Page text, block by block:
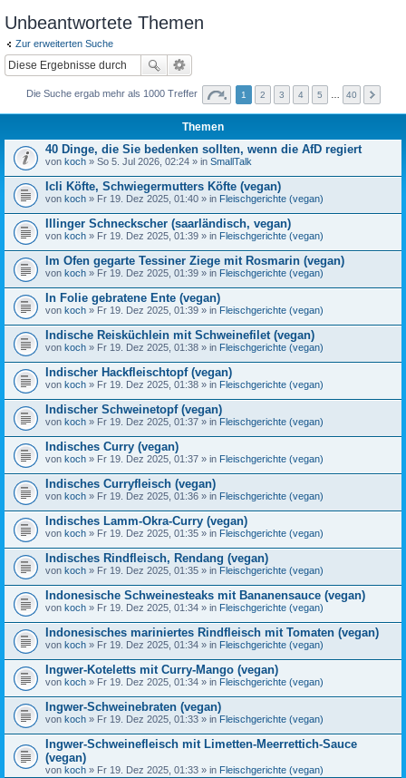
Unbeantwortete Themen
Zur erweiterten Suche
Die Suche ergab mehr als 1000 Treffer 1 2 3 4 5 … 40
Themen
40 Dinge, die Sie bedenken sollten, wenn die AfD regiert
von koch » So 5. Jul 2026, 02:24 » in SmallTalk
Icli Köfte, Schwiegermutters Köfte (vegan)
von koch » Fr 19. Dez 2025, 01:40 » in Fleischgerichte (vegan)
Illinger Schneckscher (saarländisch, vegan)
von koch » Fr 19. Dez 2025, 01:39 » in Fleischgerichte (vegan)
Im Ofen gegarte Tessiner Ziege mit Rosmarin (vegan)
von koch » Fr 19. Dez 2025, 01:39 » in Fleischgerichte (vegan)
In Folie gebratene Ente (vegan)
von koch » Fr 19. Dez 2025, 01:39 » in Fleischgerichte (vegan)
Indische Reisküchlein mit Schweinefilet (vegan)
von koch » Fr 19. Dez 2025, 01:38 » in Fleischgerichte (vegan)
Indischer Hackfleischtopf (vegan)
von koch » Fr 19. Dez 2025, 01:38 » in Fleischgerichte (vegan)
Indischer Schweinetopf (vegan)
von koch » Fr 19. Dez 2025, 01:37 » in Fleischgerichte (vegan)
Indisches Curry (vegan)
von koch » Fr 19. Dez 2025, 01:37 » in Fleischgerichte (vegan)
Indisches Curryfleisch (vegan)
von koch » Fr 19. Dez 2025, 01:36 » in Fleischgerichte (vegan)
Indisches Lamm-Okra-Curry (vegan)
von koch » Fr 19. Dez 2025, 01:35 » in Fleischgerichte (vegan)
Indisches Rindfleisch, Rendang (vegan)
von koch » Fr 19. Dez 2025, 01:35 » in Fleischgerichte (vegan)
Indonesische Schweinesteaks mit Bananensauce (vegan)
von koch » Fr 19. Dez 2025, 01:34 » in Fleischgerichte (vegan)
Indonesisches mariniertes Rindfleisch mit Tomaten (vegan)
von koch » Fr 19. Dez 2025, 01:34 » in Fleischgerichte (vegan)
Ingwer-Koteletts mit Curry-Mango (vegan)
von koch » Fr 19. Dez 2025, 01:34 » in Fleischgerichte (vegan)
Ingwer-Schweinebraten (vegan)
von koch » Fr 19. Dez 2025, 01:33 » in Fleischgerichte (vegan)
Ingwer-Schweinefleisch mit Limetten-Meerrettich-Sauce
(vegan)
von koch » Fr 19. Dez 2025, 01:33 » in Fleischgerichte (vegan)